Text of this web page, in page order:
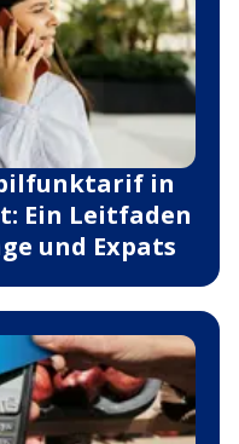
in
Ein Leitfaden
und Expats